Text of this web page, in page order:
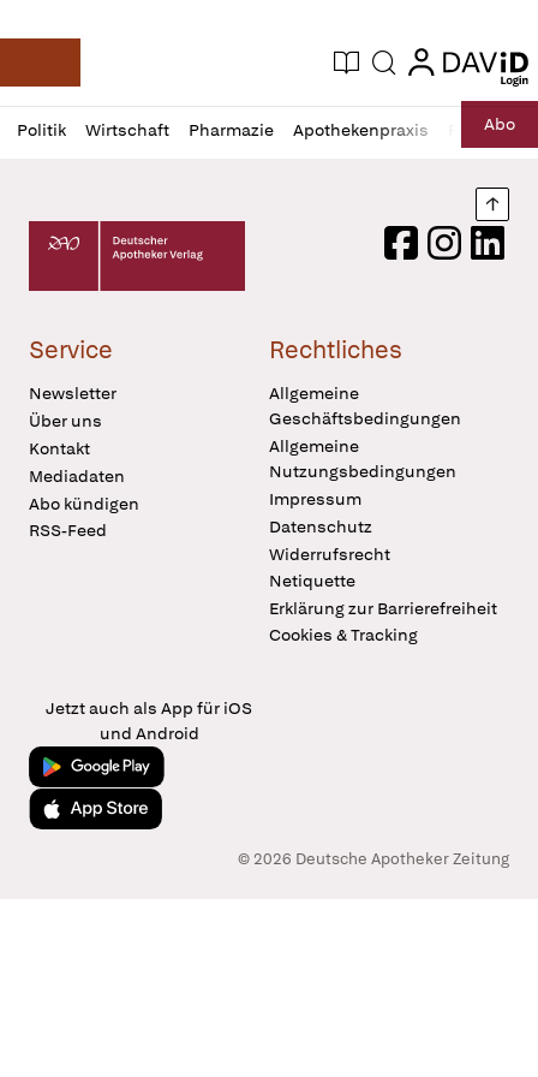
Deutsche Apotheker Zeitung
Aktuelle Ausgabe
Suche login
login
Politik Wirtschaft Pharmazie Apothekenpraxis RechtAbo
Profil
öffnen
Daz
Pur
Deutscher Apotheker Verlag Logo
FacebookInstagram
Service
Newsletter
Über uns
Kontakt
Mediadaten
Abo kündigen
RSS-Feed
Rechtliches
Allgemeine
Geschäftsbedingungen
Allgemeine
Nutzungsbedingungen
Impressum
Datenschutz
Widerrufsrecht
Netiquette
Erklärung zur Barrierefreiheit
Cookies & Tracking
Jetzt auch als App für iOS
und Android
Jetzt bei Google Play
Laden im App Store
© 2026 Deutsche Apotheker Zeitung